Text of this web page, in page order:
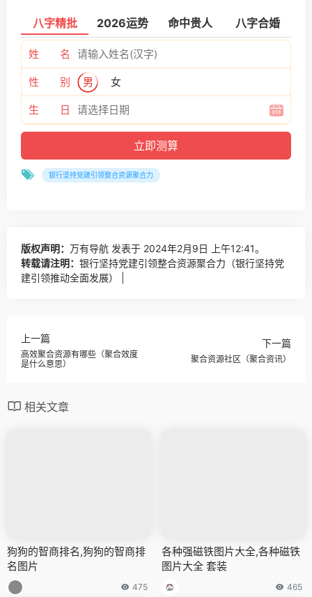
八字精批 2026运势 命中贵人 八字合婚
姓 名
性 别 男 女
生 日
银行坚持党建引领整合资源聚合力
版权声明： 万有导航 发表于 2024年2月9日 上午12:41。
转载请注明： 银行坚持党建引领整合资源聚合力（银行坚持党
建引领推动全面发展） |
上一篇
高效聚合资源有哪些（聚合效度
是什么意思）
下一篇
聚合资源社区（聚合资讯）
相关文章
狗狗的智商排名,狗狗的智商排
名图片
475
各种强磁铁图片大全,各种磁铁
图片大全 套装
465